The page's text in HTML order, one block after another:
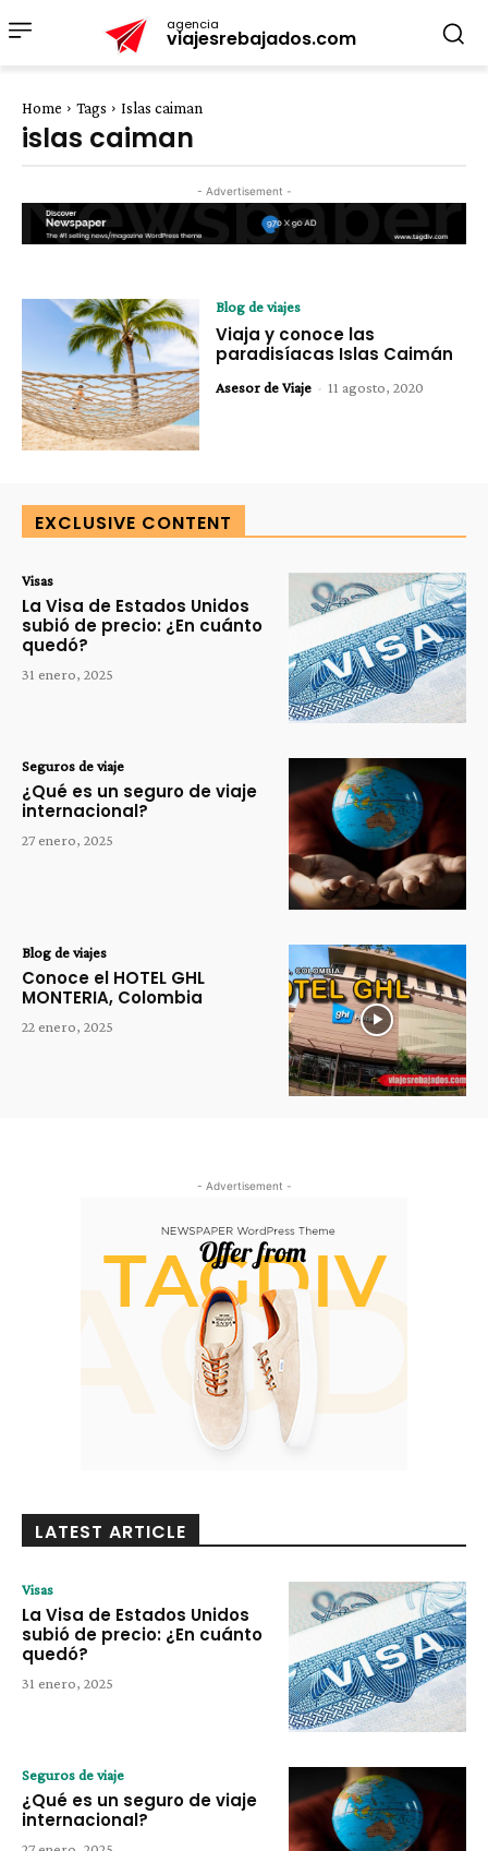
agencia
viajesrebajados.com
Home Tags Islas caiman
islas caiman
- Advertisement -
Blog de viajes
Viaja y conoce las
paradisíacas Islas Caimán
Asesor de Viaje - 11 agosto, 2020
EXCLUSIVE CONTENT
Visas
La Visa de Estados Unidos
subió de precio: ¿En cuánto
quedó?
31 enero, 2025
Seguros de viaje
¿Qué es un seguro de viaje
internacional?
27 enero, 2025
Blog de viajes
Conoce el HOTEL GHL
MONTERIA, Colombia
22 enero, 2025
- Advertisement -
LATEST ARTICLE
Visas
La Visa de Estados Unidos
subió de precio: ¿En cuánto
quedó?
31 enero, 2025
Seguros de viaje
¿Qué es un seguro de viaje
internacional?